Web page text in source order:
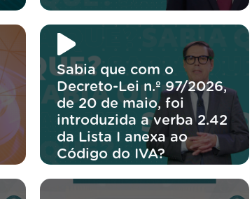
Sabia que com o
Decreto-Lei n.º 97/2026,
de 20 de maio, foi
introduzida a verba 2.42
da Lista I anexa ao
Código do IVA?